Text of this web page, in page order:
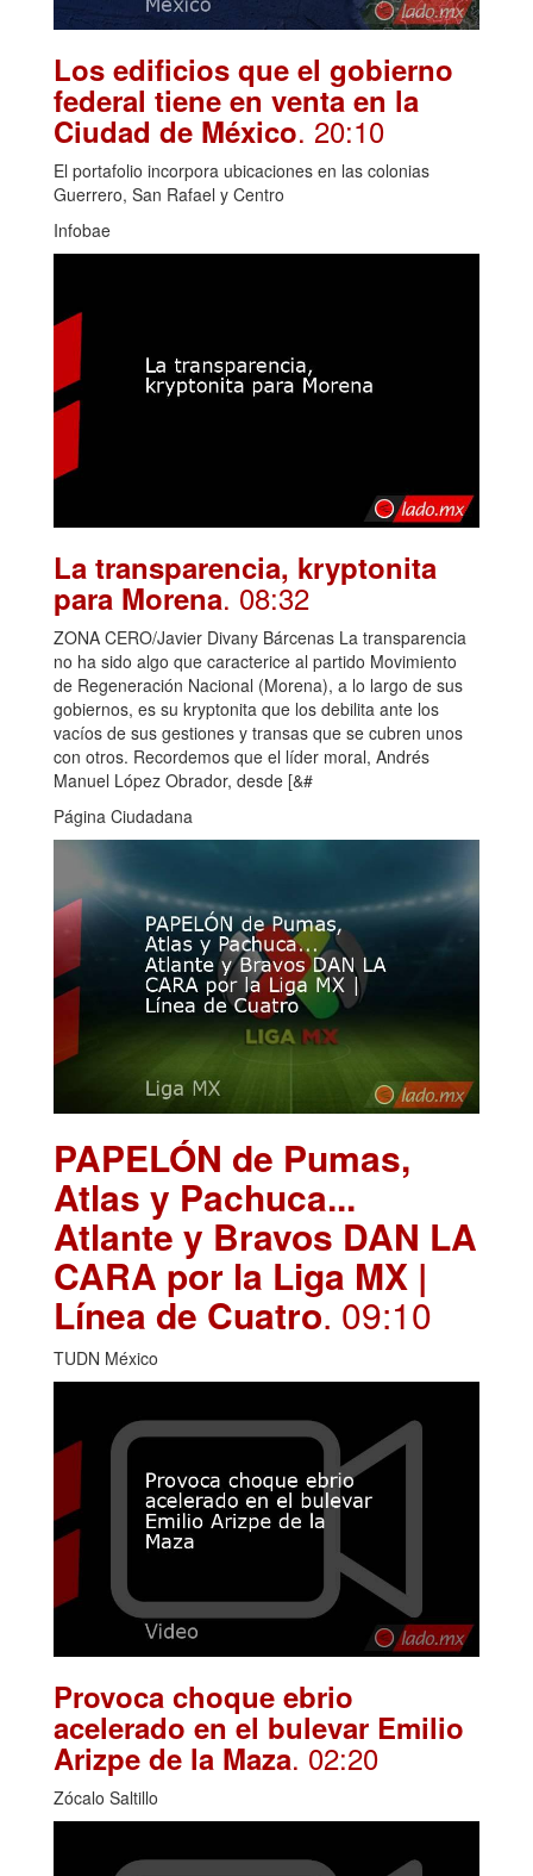
Los edificios que el gobierno
federal tiene en venta en la
Ciudad de México. 20:10
El portafolio incorpora ubicaciones en las colonias
Guerrero, San Rafael y Centro
Infobae
La transparencia, kryptonita
para Morena. 08:32
ZONA CERO/Javier Divany Bárcenas La transparencia
no ha sido algo que caracterice al partido Movimiento
de Regeneración Nacional (Morena), a lo largo de sus
gobiernos, es su kryptonita que los debilita ante los
vacíos de sus gestiones y transas que se cubren unos
con otros. Recordemos que el líder moral, Andrés
Manuel López Obrador, desde [&#
Página Ciudadana
PAPELÓN de Pumas,
Atlas y Pachuca...
Atlante y Bravos DAN LA
CARA por la Liga MX |
Línea de Cuatro. 09:10
TUDN México
Provoca choque ebrio
acelerado en el bulevar Emilio
Arizpe de la Maza. 02:20
Zócalo Saltillo